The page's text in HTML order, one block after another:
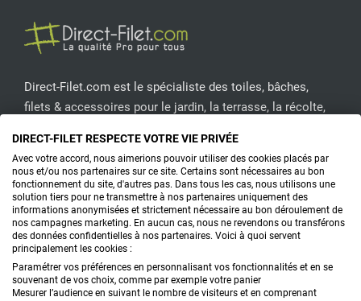
Direct-Filet.com est le spécialiste des toiles, bâches,
filets & accessoires pour le jardin, la terrasse, la récolte,
CONTACTEZ-NOUS
PRODUITS
CONSEILS
DIRECT-FILET RESPECTE VOTRE VIE PRIVÉE
Avec votre accord, nous aimerions pouvoir utiliser des cookies placés par
nous et/ou nos partenaires sur ce site. Certains sont nécessaires au bon
fonctionnement du site, d'autres pas. Dans tous les cas, nous utilisons une
solution tiers pour ne transmettre à nos partenaires uniquement des
informations anonymisées et strictement nécessaire au bon déroulement de
nos campagnes marketing. En aucun cas, nous ne revendons ou transférons
des données confidentielles à nos partenaires. Voici à quoi servent
principalement les cookies :
Paramétrer vos préférences en personnalisant vos fonctionnalités et en se
souvenant de vos choix, comme par exemple votre panier
Mesurer l’audience en suivant le nombre de visiteurs et en comprenant